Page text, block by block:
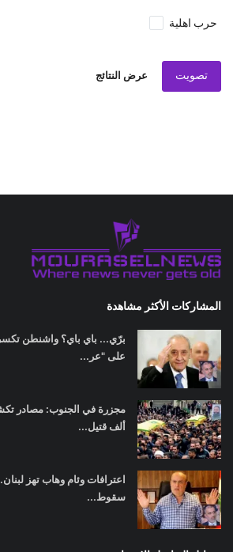
حرب اهلية
تصويت عرض النتائج
المشاركات الأكثر مشاهدة
برّي... باي باي؟ واشنطن
على "عر...
ألف قتيل...
اعترافات وئام وهاب تهز
سقوط...